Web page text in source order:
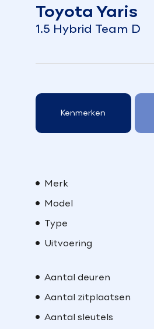
Toyota Yaris
1.5 Hybrid Team D
Kenmerken
Merk
Model
Type
Uitvoering
Aantal deuren
Aantal zitplaatsen
Aantal sleutels